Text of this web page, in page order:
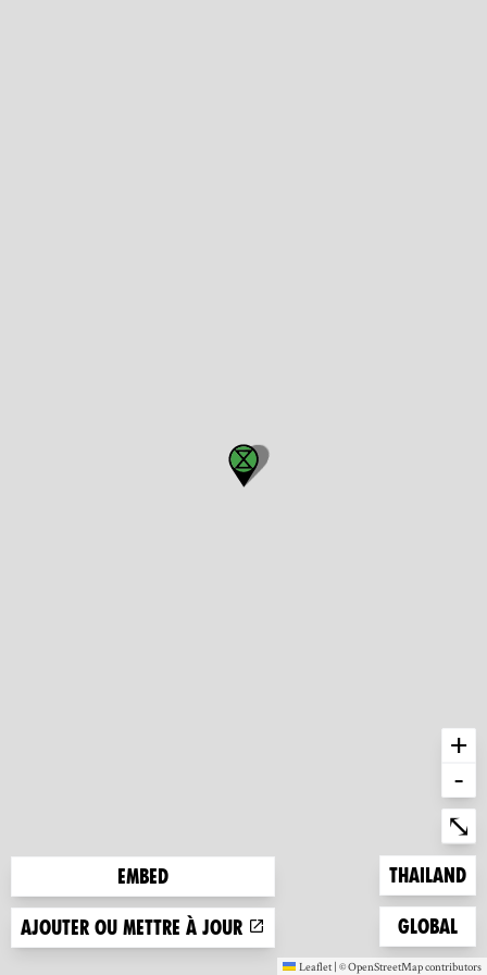
Embed
Ajouter ou mettre à jour
+
-
⤡
Zoom to
Thailand
Zoom to
Global
Leaflet | ©OpenStreetMapcontributors